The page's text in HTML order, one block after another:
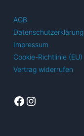
AGB
Datenschutzerklärung
Impressum
Cookie-Richtlinie (EU)
Vertrag widerrufen
Facebook
Instagram